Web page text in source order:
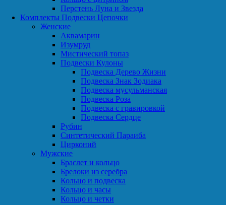
Перстень Луна и Звезда
Комплекты Подвески Цепочки
Женские
Аквамарин
Изумруд
Мистический топаз
Подвески Кулоны
Подвеска Дерево Жизни
Подвеска Знак Зодиака
Подвеска мусульманская
Подвеска Роза
Подвеска с гравировкой
Подвеска Сердце
Рубин
Синтетический Параиба
Цирконий
Мужские
Браслет и кольцо
Брелоки из серебра
Кольцо и подвеска
Кольцо и часы
Кольцо и четки